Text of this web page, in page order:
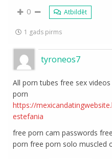
0 Atbildēt
1 gads pirms
tyroneos7
All porn tubes free sex
porn
https://
estefania
free porn cam passwords
porn free porn solo muscled